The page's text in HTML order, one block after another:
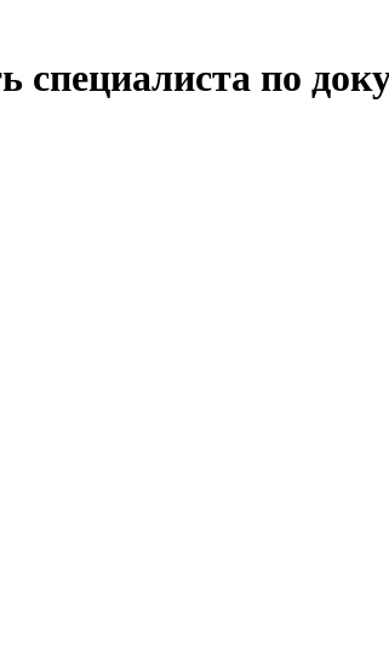
специалиста по